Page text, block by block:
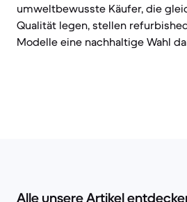
umweltbewusste Käufer, die
Qualität legen, stellen
Modelle eine nachhaltige Wahl
Alle unsere Artikel